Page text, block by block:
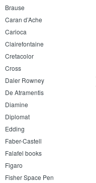
Brause
Caran d’Ache
Carioca
Clairefontaine
Cretacolor
Cross
Daler Rowney
De Atramentis
Diamine
Diplomat
Edding
Faber-Castell
Falafel books
Figaro
Fisher Space Pen